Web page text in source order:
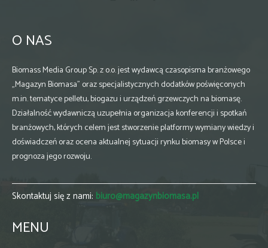
O NAS
Biomass Media Group Sp. z o.o. jest wydawcą czasopisma branżowego
„Magazyn Biomasa” oraz specjalistycznych dodatków poświęconych
m.in. tematyce pelletu, biogazu i urządzeń grzewczych na biomasę.
Działalność wydawniczą uzupełnia organizacja konferencji i spotkań
branżowych, których celem jest stworzenie platformy wymiany wiedzy i
doświadczeń oraz ocena aktualnej sytuacji rynku biomasy w Polsce i
prognoza jego rozwoju.
Skontaktuj się z nami: biuro@magazynbiomasa.pl
MENU